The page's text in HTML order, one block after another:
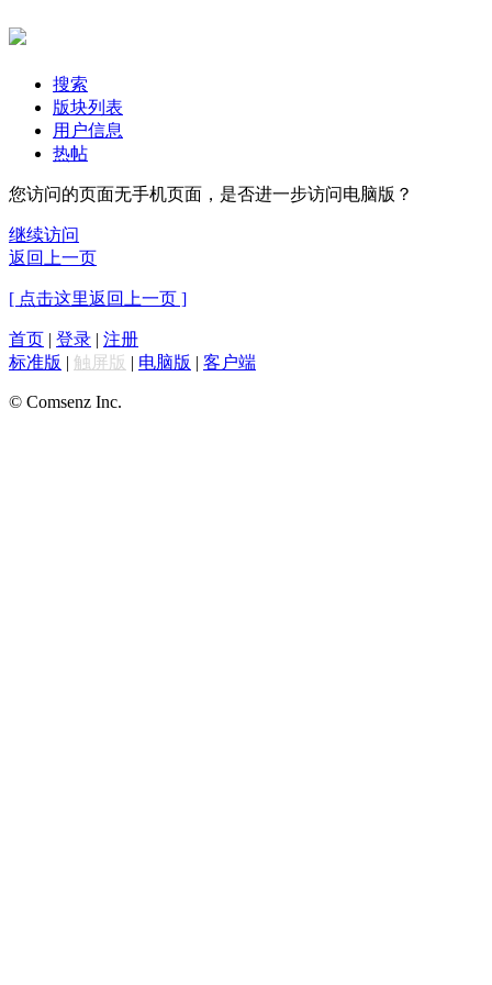
搜索
版块列表
用户信息
热帖
您访问的页面无手机页面，是否进一步访问电脑版？
继续访问
返回上一页
[ 点击这里返回上一页 ]
首页 | 登录 | 注册
标准版 | 触屏版 | 电脑版 | 客户端
© Comsenz Inc.